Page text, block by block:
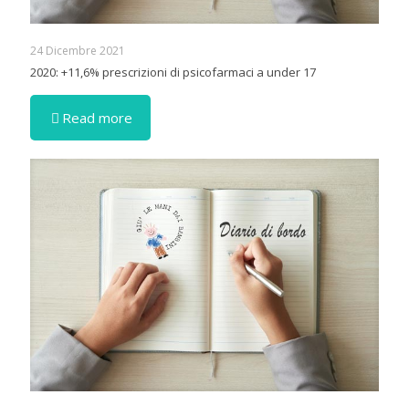
24 Dicembre 2021
2020: +11,6% prescrizioni di psicofarmaci a under 17
Read more